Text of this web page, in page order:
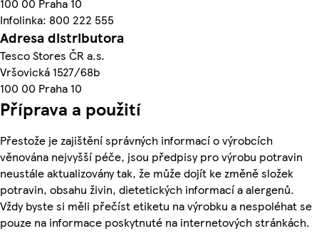
Infolinka: 800 222 555
Adresa distributora
Tesco Stores ČR a.s.
Vršovická 1527/68b
100 00 Praha 10
Příprava a použití
Přestože je zajištění správných informací o výrobcích
věnována nejvyšší péče, jsou předpisy pro výrobu potravin
neustále aktualizovány tak, že může dojít ke změně složek
potravin, obsahu živin, dietetických informací a alergenů.
Vždy byste si měli přečíst etiketu na výrobku a nespoléhat se
pouze na informace poskytnuté na internetových stránkách.